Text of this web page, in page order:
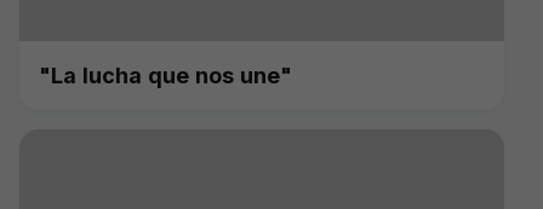
"La lucha que nos une"